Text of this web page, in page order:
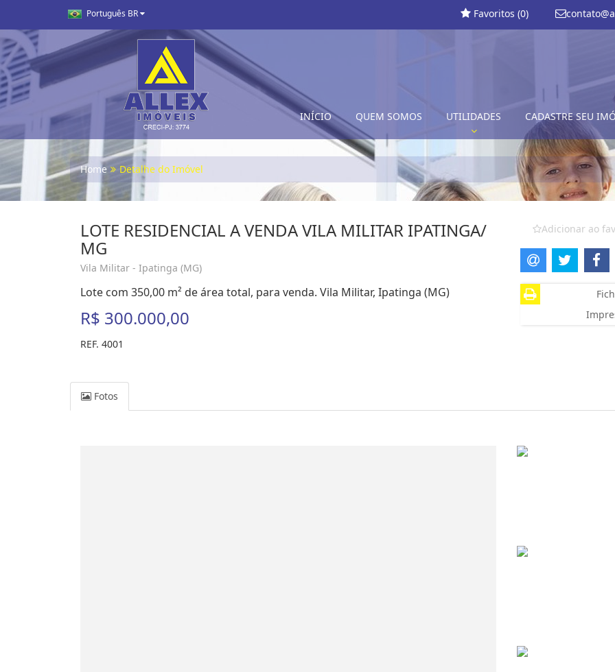
Português BR Favoritos (0)
INÍCIO QUEM SOMOS UTILIDADES CADASTRE SEU
Home Detalhe do Imóvel
LOTE RESIDENCIAL A VENDA VILA MILITAR IPATINGA/
MG
Vila Militar - Ipatinga (MG)
Lote com 350,00 m² de área total, para venda. Vila Militar, Ipatinga (MG)
R$ 300.000,00
REF. 4001
Adicionar ao
Fotos